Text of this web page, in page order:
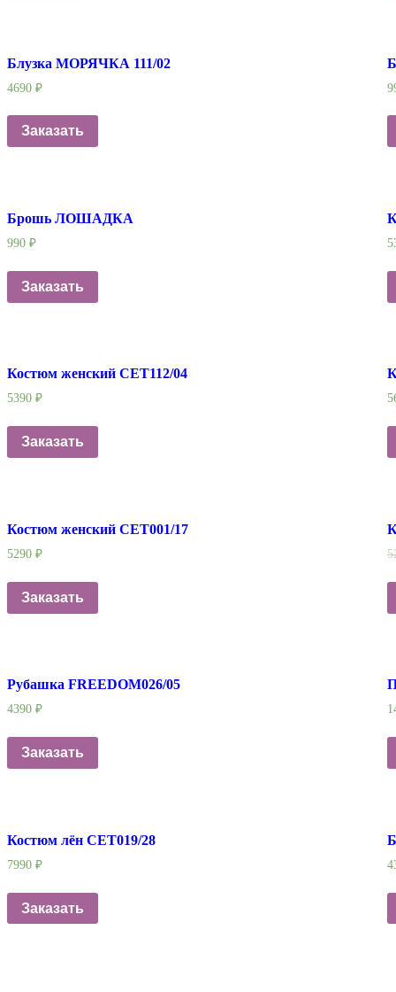
Блузка МОРЯЧКА 111/02
4690 ₽
Заказать
Брошь ЛОШАДКА
990 ₽
Заказать
Костюм женский СЕТ112/04
5390 ₽
Заказать
Костюм женский СЕТ001/17
5290 ₽
Заказать
Рубашка FREEDOM026/05
4390 ₽
Заказать
Костюм лён СЕТ019/28
7990 ₽
Заказать